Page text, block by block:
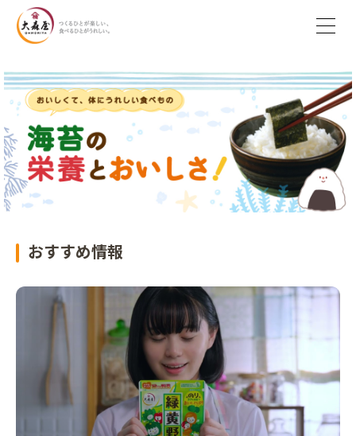
おすすめ情報